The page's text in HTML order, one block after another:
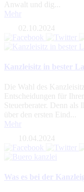
Anwalt und dig...
Mehr
02.10.2024
Kanzleisitz in bester
Die Wahl des
Entscheidungen für
Steuerberater. Denn als
über den ersten Eind...
Mehr
10.04.2024
Was es bei der